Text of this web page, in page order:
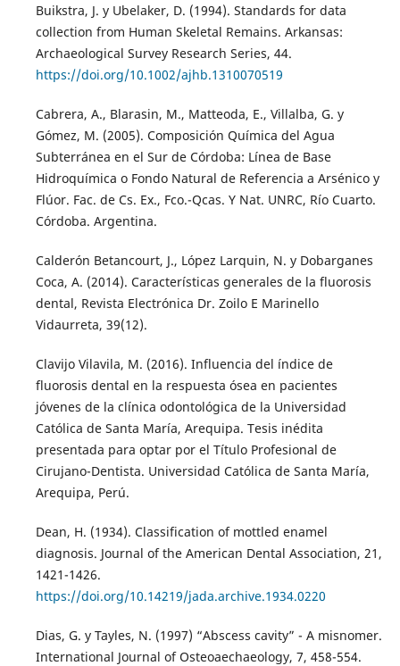
Buikstra, J. y Ubelaker, D. (1994). Standards for data
collection from Human Skeletal Remains. Arkansas:
Archaeological Survey Research Series, 44.
https://doi.org/10.1002/ajhb.1310070519
Cabrera, A., Blarasin, M., Matteoda, E., Villalba, G. y
Gómez, M. (2005). Composición Química del Agua
Subterránea en el Sur de Córdoba: Línea de Base
Hidroquímica o Fondo Natural de Referencia a Arsénico y
Flúor. Fac. de Cs. Ex., Fco.-Qcas. Y Nat. UNRC, Río Cuarto.
Córdoba. Argentina.
Calderón Betancourt, J., López Larquin, N. y Dobarganes
Coca, A. (2014). Características generales de la fluorosis
dental, Revista Electrónica Dr. Zoilo E Marinello
Vidaurreta, 39(12).
Clavijo Vilavila, M. (2016). Influencia del índice de
fluorosis dental en la respuesta ósea en pacientes
jóvenes de la clínica odontológica de la Universidad
Católica de Santa María, Arequipa. Tesis inédita
presentada para optar por el Título Profesional de
Cirujano-Dentista. Universidad Católica de Santa María,
Arequipa, Perú.
Dean, H. (1934). Classification of mottled enamel
diagnosis. Journal of the American Dental Association, 21,
1421-1426.
https://doi.org/10.14219/jada.archive.1934.0220
Dias, G. y Tayles, N. (1997) “Abscess cavity” - A misnomer.
International Journal of Osteoaechaeology, 7, 458-554.